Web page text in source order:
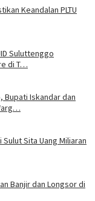
Keandalan PLTU
Suluttenggo
di T…
Bupati Iskandar dan
Sita Uang Miliaran
Banjir dan Longsor di